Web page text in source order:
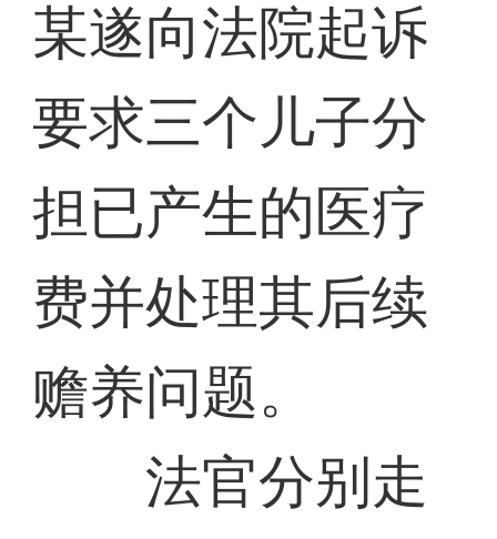
某遂向法院起诉
要求三个儿子分
担已产生的医疗
费并处理其后续
赡养问题。
法官分别走